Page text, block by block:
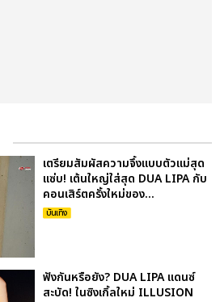
เตรียมสัมผัสความจึ้งแบบตัวแม่สุด
แซ่บ! เต้นใหญ่ใส่สุด DUA LIPA กับ
คอนเสิร์ตครั้งใหม่ของ...
บันเทิง
ฟังกันหรือยัง? DUA LIPA แดนซ์
สะบัด! ในซิงเกิ้ลใหม่ ILLUSION